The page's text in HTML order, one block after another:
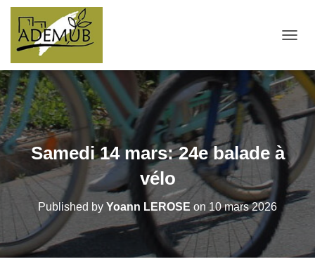
Samedi 14 mars: 24e balade à
vélo
Published by Yoann LEROSE on10 mars 2026